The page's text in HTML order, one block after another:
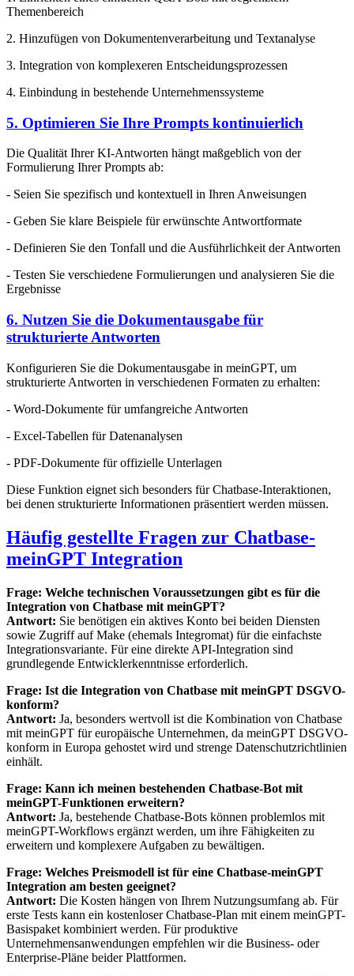
Themenbereich
2. Hinzufügen von Dokumentenverarbeitung und Textanalyse
3. Integration von komplexeren Entscheidungsprozessen
4. Einbindung in bestehende Unternehmenssysteme
5. Optimieren Sie Ihre Prompts kontinuierlich
Die Qualität Ihrer KI-Antworten hängt maßgeblich von der
Formulierung Ihrer Prompts ab:
- Seien Sie spezifisch und kontextuell in Ihren Anweisungen
- Geben Sie klare Beispiele für erwünschte Antwortformate
- Definieren Sie den Tonfall und die Ausführlichkeit der Antworten
- Testen Sie verschiedene Formulierungen und analysieren Sie die
Ergebnisse
6. Nutzen Sie die Dokumentausgabe für
strukturierte Antworten
Konfigurieren Sie die Dokumentausgabe in meinGPT, um
strukturierte Antworten in verschiedenen Formaten zu erhalten:
- Word-Dokumente für umfangreiche Antworten
- Excel-Tabellen für Datenanalysen
- PDF-Dokumente für offizielle Unterlagen
Diese Funktion eignet sich besonders für Chatbase-Interaktionen,
bei denen strukturierte Informationen präsentiert werden müssen.
Häufig gestellte Fragen zur Chatbase-
meinGPT Integration
Frage: Welche technischen Voraussetzungen gibt es für die
Integration von Chatbase mit meinGPT?
Antwort: Sie benötigen ein aktives Konto bei beiden Diensten
sowie Zugriff auf Make (ehemals Integromat) für die einfachste
Integrationsvariante. Für eine direkte API-Integration sind
grundlegende Entwicklerkenntnisse erforderlich.
Frage: Ist die Integration von Chatbase mit meinGPT DSGVO-
konform?
Antwort: Ja, besonders wertvoll ist die Kombination von Chatbase
mit meinGPT für europäische Unternehmen, da meinGPT DSGVO-
konform in Europa gehostet wird und strenge Datenschutzrichtlinien
einhält.
Frage: Kann ich meinen bestehenden Chatbase-Bot mit
meinGPT-Funktionen erweitern?
Antwort: Ja, bestehende Chatbase-Bots können problemlos mit
meinGPT-Workflows ergänzt werden, um ihre Fähigkeiten zu
erweitern und komplexere Aufgaben zu bewältigen.
Frage: Welches Preismodell ist für eine Chatbase-meinGPT
Integration am besten geeignet?
Antwort: Die Kosten hängen von Ihrem Nutzungsumfang ab. Für
erste Tests kann ein kostenloser Chatbase-Plan mit einem meinGPT-
Basispaket kombiniert werden. Für produktive
Unternehmensanwendungen empfehlen wir die Business- oder
Enterprise-Pläne beider Plattformen.